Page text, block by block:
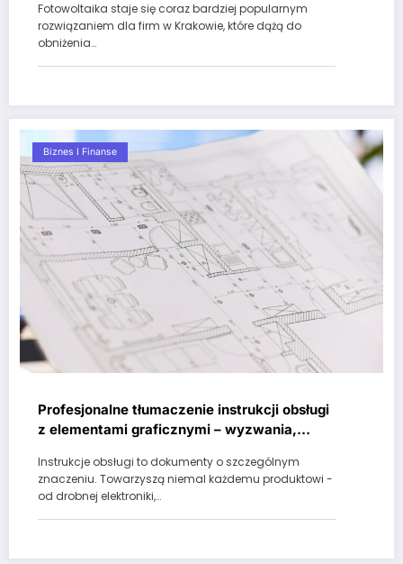
Fotowoltaika staje się coraz bardziej popularnym
rozwiązaniem dla firm w Krakowie, które dążą do
obniżenia…
Biznes I Finanse
Profesjonalne tłumaczenie instrukcji obsługi
z elementami graficznymi – wyzwania,
Instrukcje obsługi to dokumenty o szczególnym
znaczeniu. Towarzyszą niemal każdemu produktowi -
od drobnej elektroniki,…